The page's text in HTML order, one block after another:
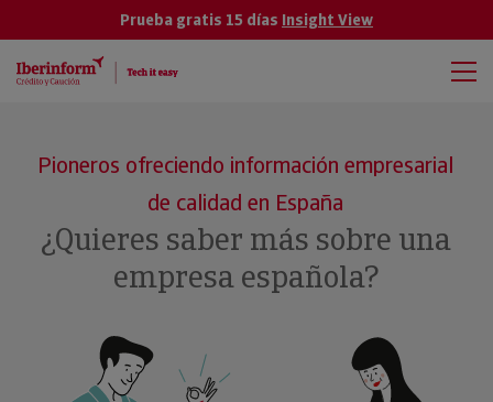
Prueba gratis 15 días Insight View
Pioneros ofreciendo información empresarial
de calidad en España
¿Quieres saber más sobre una
empresa española?